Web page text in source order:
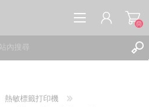
(0)
熱敏標籤打印機